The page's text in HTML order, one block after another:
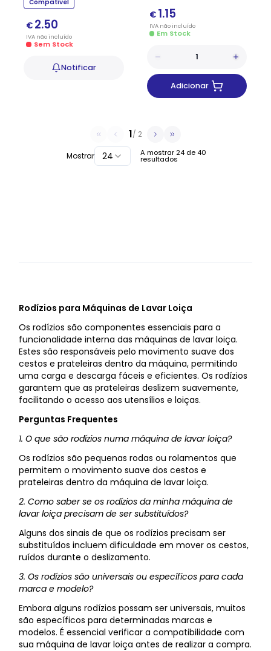
Compatível
€ 2.50
IVA nãoincluído
Sem Stock
Notificar
€ 1.15
IVA nãoincluído
Em Stock
Adicionar
A mostrar 24de 40
resultados
1/ 2
Mostrar 24
Rodízios para Máquinas de Lavar Loiça
Os rodízios são componentes essenciais para a
funcionalidade interna das máquinas de lavar loiça.
Estes são responsáveis pelo movimento suave dos
cestos e prateleiras dentro da máquina, permitindo
uma carga e descarga fáceis e eficientes. Os rodízios
garantem que as prateleiras deslizem suavemente,
facilitando o acesso aos utensílios e loiças.
Perguntas Frequentes
1. O que são rodízios numa máquina de lavar loiça?
Os rodízios são pequenas rodas ou rolamentos que
permitem o movimento suave dos cestos e
prateleiras dentro da máquina de lavar loiça.
2. Como saber se os rodízios da minha máquina de
lavar loiça precisam de ser substituídos?
Alguns dos sinais de que os rodízios precisam ser
substituídos incluem dificuldade em mover os cestos,
ruídos durante o deslizamento.
3. Os rodízios são universais ou específicos para cada
marca e modelo?
Embora alguns rodízios possam ser universais, muitos
são específicos para determinadas marcas e
modelos. É essencial verificar a compatibilidade com
sua máquina de lavar loiça antes de realizar a compra.